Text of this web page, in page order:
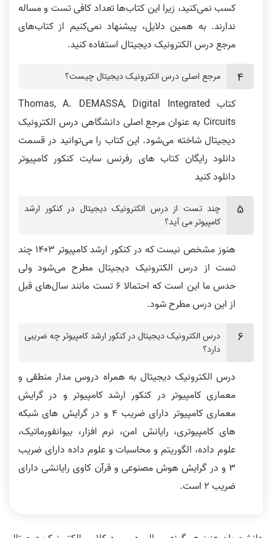
کسب نمی‌کنید، زیرا این کتاب‌‌ها تعداد کافی تست و مساله
ندارند. به همین دلایل، پیشنهاد نمی‌کنیم از کتاب‌‌های
مرجع درس الکترونیک دیجیتال استفاده کنید.
مرجع اصلی درس الکترونیک دیجیتال چیست؟
کتاب Thomas, A. DEMASSA, Digital Integrated
Circuits به عنوان مرجع اصلی دانشگاهی درس الکترونیک
دیجیتال شاخته می‌شود. این کتاب را می‌توانید در قسمت
دانلود رایگان کتاب های رفرنس سایت کنکور کامپیوتر
دانلود کنید
چند تست از درس الکترونیک دیجیتال در کنکور ارشد
کامپیوتر می آید؟
هنوز مشخص نیست که در کنکور ارشد کامپیوتر 1403 چند
تست از درس الکترونیک دیجیتال مطرح می‌شود ولی
حدس ما این است که احتمالا 6 تست مانند سال‌های قبل
از این درس مطرح شود.
درس الکترونیک دیجیتال در کنکور ارشد کامپیوتر چه ضریبی
دارد؟
درس الکترونیک دیجیتال به همراه دروس مدار منطقی و
معماری کامپیوتر در کنکور ارشد کامپیوتر و در گرایش
معماری کامپیوتر دارای ضریب 4 و در گرایش های شبکه
های کامپیوتری، رایانش امن، نرم افزار، بیوانفورماتیک،
علوم داده، الگوریتم و محاسبات و علوم داده دارای ضریب
3 و در گرایش هوش مصنوعی و قرآن کاوی رایانشی دارای
ضریب 2 است.